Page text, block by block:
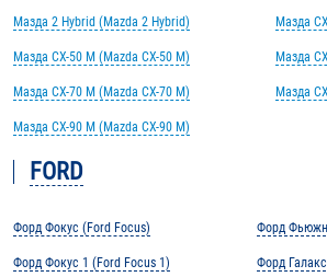
Мазда 2 Hybrid (Mazda 2 Hybrid)
Мазда CX-50 M (Mazda CX-50 M)
Мазда CX-70 M (Mazda CX-70 M)
Мазда CX-90 M (Mazda CX-90 M)
Мазда
Мазда
Мазда
FORD
Форд Фокус (Ford Focus)
Форд Фокус 1 (Ford Focus 1)
Форд Фьюжн
Форд